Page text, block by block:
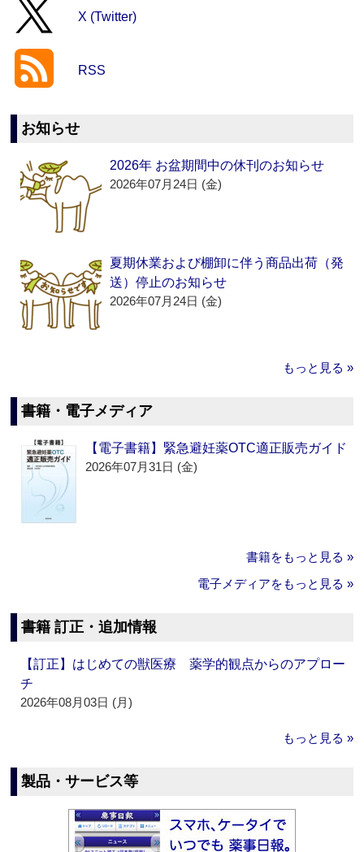
X (Twitter)
RSS
お知らせ
2026年 お盆期間中の休刊のお知らせ
2026年07月24日 (金)
夏期休業および棚卸に伴う商品出荷（発
送）停止のお知らせ
2026年07月24日 (金)
もっと見る »
書籍・電子メディア
【電子書籍】緊急避妊薬OTC適正販売ガイド
2026年07月31日 (金)
書籍をもっと見る »
電子メディアをもっと見る »
書籍 訂正・追加情報
【訂正】はじめての獣医療 薬学的観点からのアプロー
チ
2026年08月03日 (月)
もっと見る »
製品・サービス等